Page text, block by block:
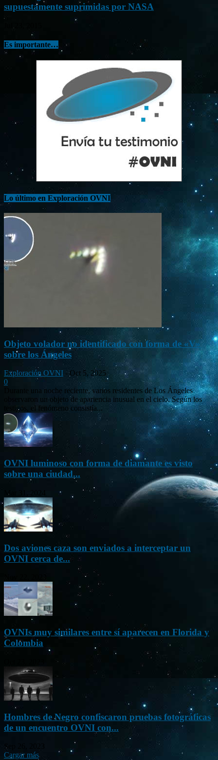
supuestamente suprimidas por NASA
Es importante…
Lo último en Exploración OVNI
Objeto volador no identificado con forma de «V»
sobre los Ángeles
Exploración OVNI - Oct 5, 2025
0
Durante una noche reciente, varios residentes de Los Ángeles
observaron un objeto de apariencia inusual en el cielo. Según los
testigos, el fenómeno consistía...
OVNI luminoso con forma de diamante es visto
sobre una ciudad...
Mar 31, 2024
Dos aviones caza son enviados a interceptar un
OVNI cerca de...
OVNIs muy similares entre sí aparecen en Florida y
Colombia
Hombres de Negro confiscaron pruebas fotográficas
de un encuentro OVNI con...
Sep 26, 2023
Cargar más